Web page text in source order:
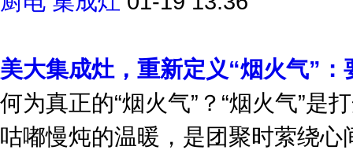
美大集成灶，重新定义“烟火气”
何为真正的“烟火气”？“烟火气”是
咕嘟慢炖的温暖，是团聚时萦绕